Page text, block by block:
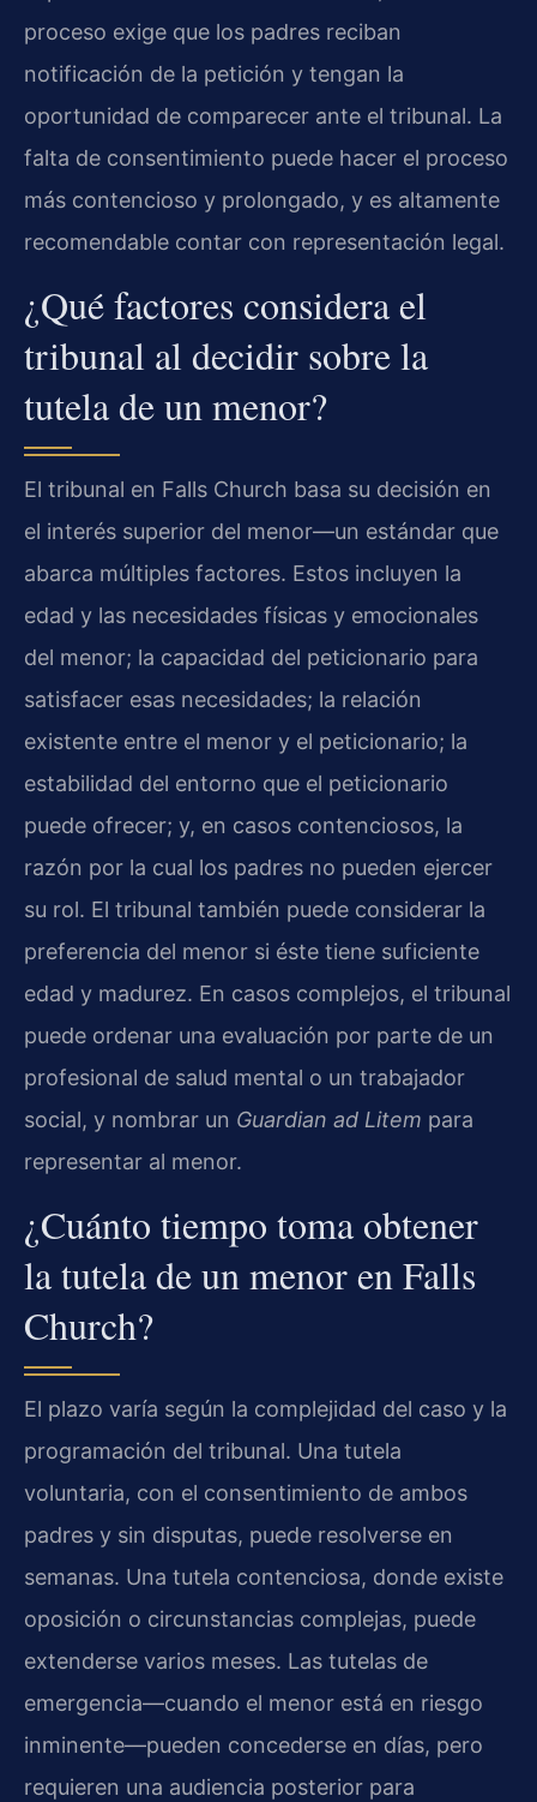
proceso exige que los padres reciban
notificación de la petición y tengan la
oportunidad de comparecer ante el tribunal. La
falta de consentimiento puede hacer el proceso
más contencioso y prolongado, y es altamente
recomendable contar con representación legal.
¿Qué factores considera el
tribunal al decidir sobre la
tutela de un menor?
El tribunal en Falls Church basa su decisión en
el interés superior del menor—un estándar que
abarca múltiples factores. Estos incluyen la
edad y las necesidades físicas y emocionales
del menor; la capacidad del peticionario para
satisfacer esas necesidades; la relación
existente entre el menor y el peticionario; la
estabilidad del entorno que el peticionario
puede ofrecer; y, en casos contenciosos, la
razón por la cual los padres no pueden ejercer
su rol. El tribunal también puede considerar la
preferencia del menor si éste tiene suficiente
edad y madurez. En casos complejos, el tribunal
puede ordenar una evaluación por parte de un
profesional de salud mental o un trabajador
social, y nombrar un Guardian ad Litem para
representar al menor.
¿Cuánto tiempo toma obtener
la tutela de un menor en Falls
Church?
El plazo varía según la complejidad del caso y la
programación del tribunal. Una tutela
voluntaria, con el consentimiento de ambos
padres y sin disputas, puede resolverse en
semanas. Una tutela contenciosa, donde existe
oposición o circunstancias complejas, puede
extenderse varios meses. Las tutelas de
emergencia—cuando el menor está en riesgo
inminente—pueden concederse en días, pero
requieren una audiencia posterior para